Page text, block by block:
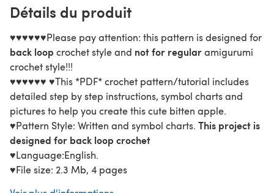
Détails du produit
♥♥♥♥♥♥Please pay attention: this pattern is designed for
back loop crochet style and not for regularamigurumi
crochet style!!!
♥♥♥♥♥♥ ♥This *PDF* crochet pattern/tutorial includes
detailed step by step instructions, symbol charts and
pictures to help you create this cute bitten apple.
♥Pattern Style: Written and symbol charts. This project is
designed for back loop crochet
♥Language:English.
♥File size: 2.3 Mb, 4 pages